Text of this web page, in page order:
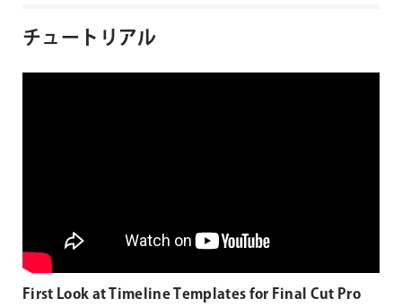
チュートリアル
First Look at Timeline Templates for Final Cut Pro